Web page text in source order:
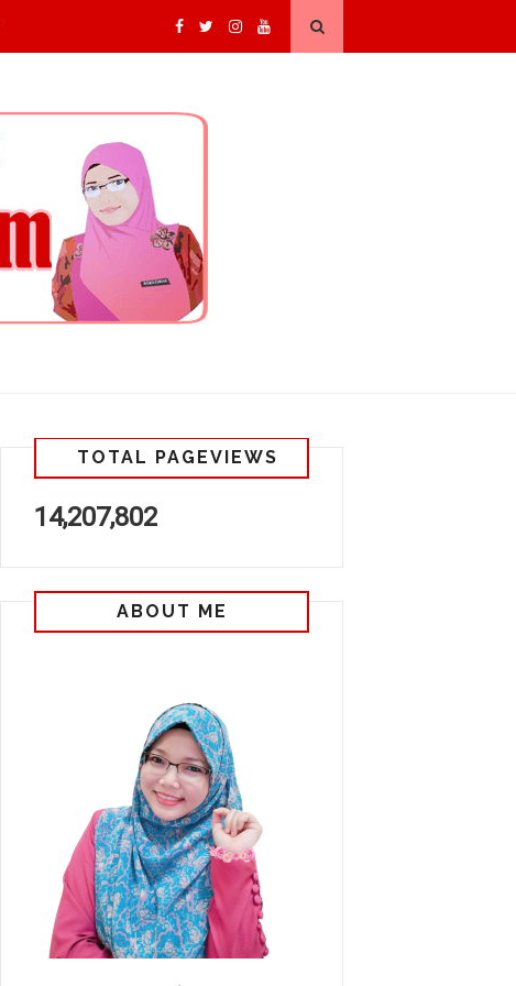
TOTAL PAGEVIEWS
14,207,802
ABOUT ME